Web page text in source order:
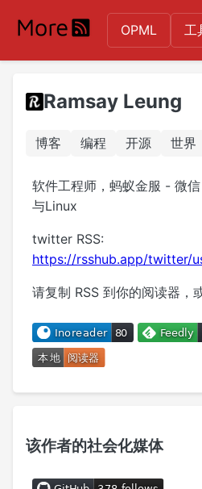
OPML 工
Ramsay Leung
博客 编程 开源 世界
软件工程师，蚂蚁金服 - 微
与Linux
twitter RSS:
https://rsshub.app/twitter/
请复制 RSS 到你的阅读器，
该作者的社会化媒体